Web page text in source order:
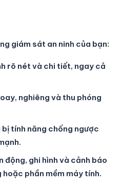
giám sát an ninh của bạn:
rõ nét và chi tiết, ngay cả
nghiêng và thu phóng
tính năng chống ngược
động, ghi hình và cảnh báo
phần mềm máy tính.